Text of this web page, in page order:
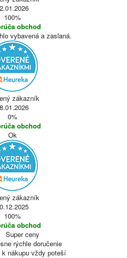
100%
obchod
vybavená a zaslaná.
zákazník
0%
obchod
Ok
zákazník
100%
obchod
Super ceny
rýchle doručenie
k nákupu vždy poteší